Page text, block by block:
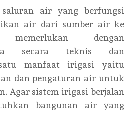
air yang berfungsi
air dari sumber air ke
dengan
secara teknis dan
manfaat irigasi yaitu
dan pengaturan air untuk
Agar sistem irigasi berjalan
bangunan air yang